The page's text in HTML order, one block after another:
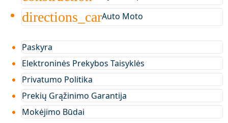
directions_carAuto Moto
Paskyra
Elektroninės Prekybos Taisyklės
Privatumo Politika
Prekių Grąžinimo Garantija
Mokėjimo Būdai